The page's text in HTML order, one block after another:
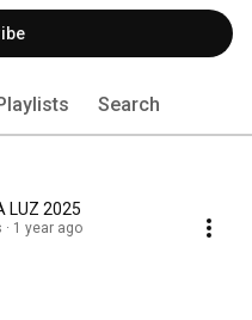
Search
LUZ 2025
1 year ago